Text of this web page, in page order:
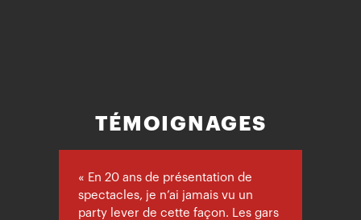
TÉMOIGNAGES
« En 20 ans de présentation de
spectacles, je n’ai jamais vu un
party lever de cette façon. Les gars